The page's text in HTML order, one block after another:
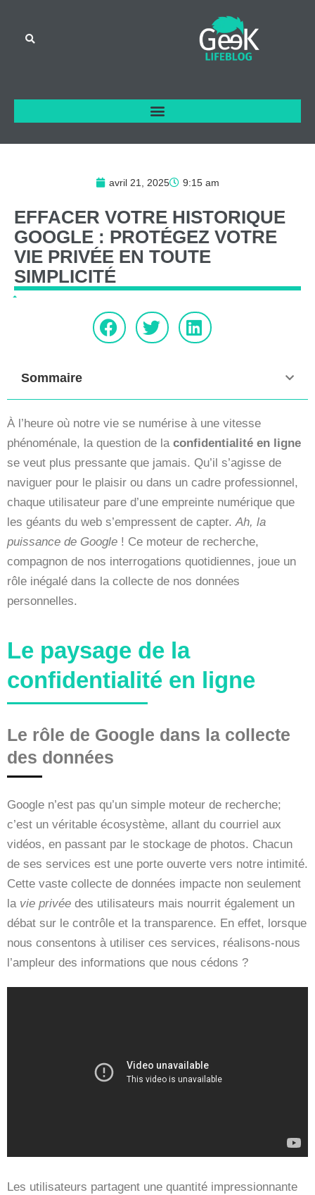
avril 21, 2025 9:15 am
EFFACER VOTRE HISTORIQUE
GOOGLE : PROTÉGEZ VOTRE
VIE PRIVÉE EN TOUTE
SIMPLICITÉ
Sommaire
À l’heure où notre vie se numérise à une vitesse
phénoménale, la question de la confidentialité en ligne
se veut plus pressante que jamais. Qu’il s’agisse de
naviguer pour le plaisir ou dans un cadre professionnel,
chaque utilisateur pare d’une empreinte numérique que
les géants du web s’empressent de capter. Ah, la
puissance de Google ! Ce moteur de recherche,
compagnon de nos interrogations quotidiennes, joue un
rôle inégalé dans la collecte de nos données
personnelles.
Le paysage de la
confidentialité en ligne
Le rôle de Google dans la collecte
des données
Google n’est pas qu’un simple moteur de recherche;
c’est un véritable écosystème, allant du courriel aux
vidéos, en passant par le stockage de photos. Chacun
de ses services est une porte ouverte vers notre intimité.
Cette vaste collecte de données impacte non seulement
la vie privée des utilisateurs mais nourrit également un
débat sur le contrôle et la transparence. En effet, lorsque
nous consentons à utiliser ces services, réalisons-nous
l’ampleur des informations que nous cédons ?
Les utilisateurs partagent une quantité impressionnante